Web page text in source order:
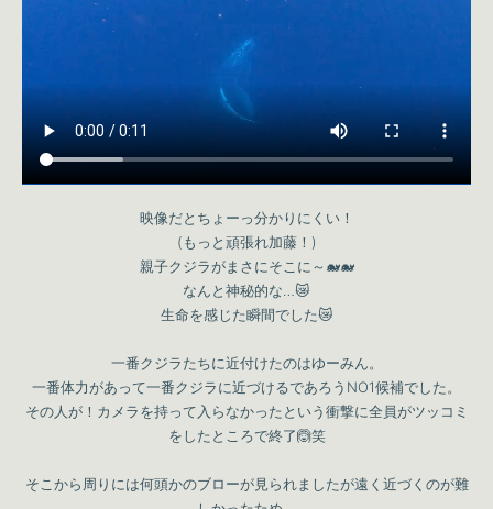
映像だとちょーっ分かりにくい！
(もっと頑張れ加藤！)
親子クジラがまさにそこに～🐋🐋
なんと神秘的な…😿
生命を感じた瞬間でした😿
一番クジラたちに近付けたのはゆーみん。
一番体力があって一番クジラに近づけるであろうNO1候補でした。
その人が！カメラを持って入らなかったという衝撃に全員がツッコミ
をしたところで終了🙆笑
そこから周りには何頭かのブローが見られましたが遠く近づくのが難